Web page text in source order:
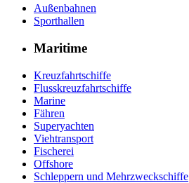
Außenbahnen
Sporthallen
Maritime
Kreuzfahrtschiffe
Flusskreuzfahrtschiffe
Marine
Fähren
Superyachten
Viehtransport
Fischerei
Offshore
Schleppern und Mehrzweckschiffe